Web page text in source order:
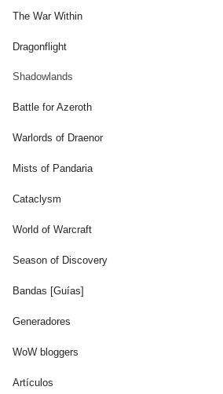
The War Within
Dragonflight
Shadowlands
Battle for Azeroth
Warlords of Draenor
Mists of Pandaria
Cataclysm
World of Warcraft
Season of Discovery
Bandas [Guías]
Generadores
WoW bloggers
Artículos